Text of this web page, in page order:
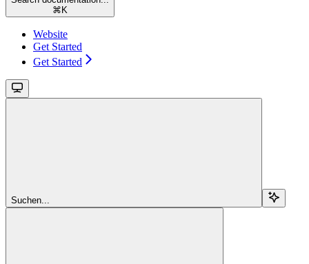
⌘ K
Website
Get Started
Get Started
Suchen...